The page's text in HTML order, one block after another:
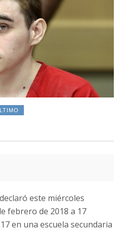
este miércoles
febrero de 2018 a 17
en una escuela secundaria